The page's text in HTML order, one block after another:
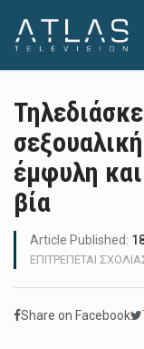
έμφυλη
βία
Article Published:
ΕΠΙΤΡΈΠΕΤΑΙ
Share on Facebook